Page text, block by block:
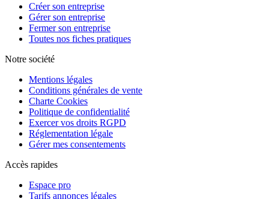
Créer son entreprise
Gérer son entreprise
Fermer son entreprise
Toutes nos fiches pratiques
Notre société
Mentions légales
Conditions générales de vente
Charte Cookies
Politique de confidentialité
Exercer vos droits RGPD
Réglementation légale
Gérer mes consentements
Accès rapides
Espace pro
Tarifs annonces légales